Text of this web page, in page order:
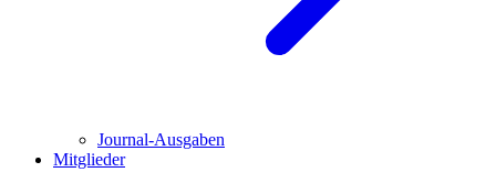
Journal-Ausgaben
Mitglieder